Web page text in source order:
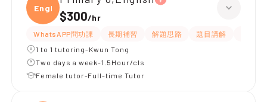
Engli
$300/hr
WhatsAPP問功課 長期補習 解題思路 題目講解
1 to 1 tutoring-Kwun Tong
Two days a week-1.5Hour/cls
Female tutor-Full-time Tutor